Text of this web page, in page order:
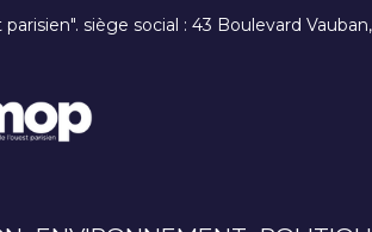
siège social : 43 Boulevard